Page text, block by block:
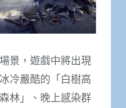
景，遊戲中將出現
冷嚴酷的「白樹高
林」、晚上感染群